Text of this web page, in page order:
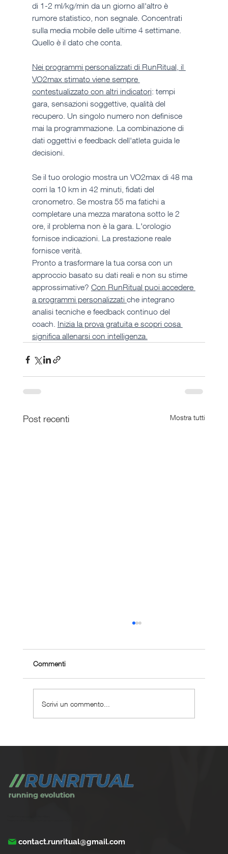
di 1-2 ml/kg/min da un giorno all'altro è
rumore statistico, non segnale. Concentrati
sulla media mobile delle ultime 4 settimane.
Quello è il dato che conta.
Nei programmi personalizzati di RunRitual, il
VO2max stimato viene sempre
contestualizzato con altri indicatori: tempi
gara, sensazioni soggettive, qualità del
recupero. Un singolo numero non definisce
mai la programmazione. La combinazione di
dati oggettivi e feedback dell'atleta guida le
decisioni.
Se il tuo orologio mostra un VO2max di 48 ma
corri la 10 km in 42 minuti, fidati del
cronometro. Se mostra 55 ma fatichi a
completare una mezza maratona sotto le 2
ore, il problema non è la gara. L'orologio
fornisce indicazioni. La prestazione reale
fornisce verità.
Pronto a trasformare la tua corsa con un
approccio basato su dati reali e non su stime
approssimative? Con RunRitual puoi accedere
a programmi personalizzati che integrano
analisi tecniche e feedback continuo del
coach. Inizia la prova gratuita e scopri cosa
significa allenarsi con intelligenza.
Post recenti Mostra tutti
Commenti
Scrivi un commento...
contact.runritual@gmail.com